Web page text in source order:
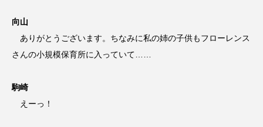
向山
ありがとうございます。ちなみに私の姉の子供もフローレンス
さんの小規模保育所に入っていて……
駒崎
えーっ！